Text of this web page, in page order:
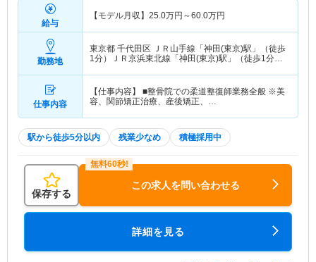
給与
【モデル月収】 25.0万円～60.0万円
勤務地
東京都 千代田区 ＪＲ山手線「神田(東京)駅」（徒歩
1分）ＪＲ京浜東北線「神田(東京)駅」（徒歩1分）
仕事内容
【仕事内容】 ■整骨院での柔道整復師業務全般 ※美
容、関節矯正治療、産後矯正、…
駅から徒歩5分以内 残業少なめ 積極採用中
保存する
この求人を問い合わせる
詳細を見る